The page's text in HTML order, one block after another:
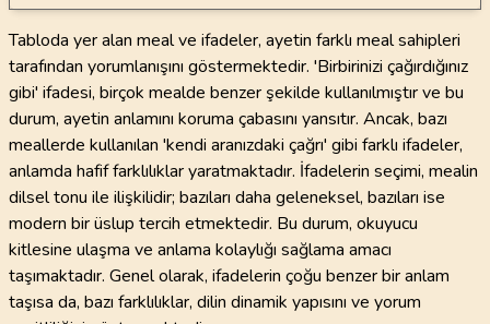
Tabloda yer alan meal ve ifadeler, ayetin farklı meal sahipleri
tarafından yorumlanışını göstermektedir. 'Birbirinizi çağırdığınız
gibi' ifadesi, birçok mealde benzer şekilde kullanılmıştır ve bu
durum, ayetin anlamını koruma çabasını yansıtır. Ancak, bazı
meallerde kullanılan 'kendi aranızdaki çağrı' gibi farklı ifadeler,
anlamda hafif farklılıklar yaratmaktadır. İfadelerin seçimi, mealin
dilsel tonu ile ilişkilidir; bazıları daha geleneksel, bazıları ise
modern bir üslup tercih etmektedir. Bu durum, okuyucu
kitlesine ulaşma ve anlama kolaylığı sağlama amacı
taşımaktadır. Genel olarak, ifadelerin çoğu benzer bir anlam
taşısa da, bazı farklılıklar, dilin dinamik yapısını ve yorum